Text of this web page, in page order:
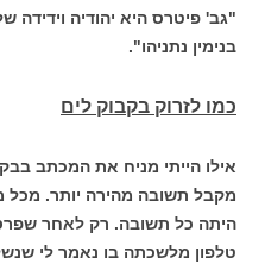
"גב' פיטרס היא יהודיה
בנימין נתניהו".
כמו לזרוק בקבוק לים
אילו הייתי מניח את המכתב
מקבל תשובה מהירה יותר. מכל
היתה כל תשובה. רק לאחר
טלפון מלשכתה בו נאמר לי